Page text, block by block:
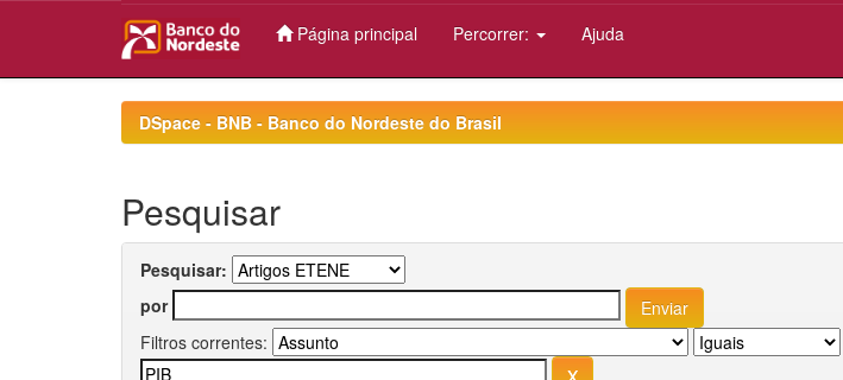
Página principal Percorrer: Ajuda
DSpace - BNB - Banco do Nordeste do Brasil
Pesquisar
Pesquisar:
por
Filtros correntes: